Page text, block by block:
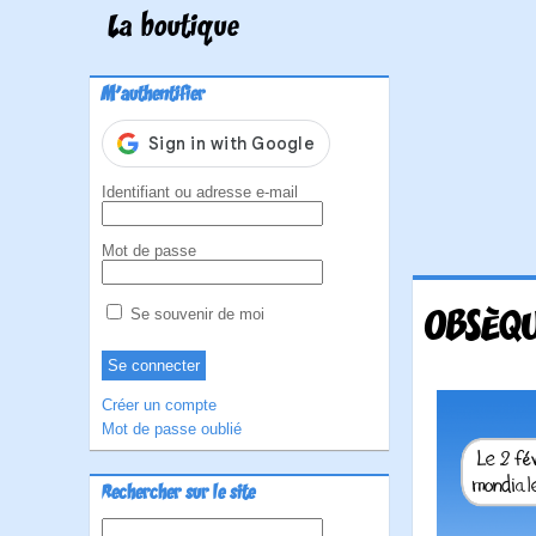
La boutique
M'authentifier
Identifiant ou adresse e-mail
Mot de passe
Se souvenir de moi
Créer un compte
Mot de passe oublié
Rechercher sur le site